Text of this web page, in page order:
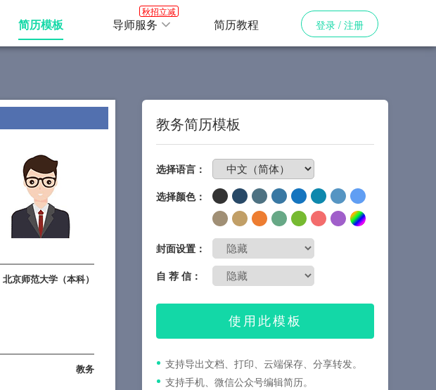
简历模板 导师服务
秋招立减
简历教程 登录 / 注册
教务简历模板
选择语言：
选择颜色：
封面设置：
自 荐 信：
使用此模板
支持导出文档、打印、云端保存、分享转发。
支持手机、微信公众号编辑简历。
北京师范大学（本科）
教务